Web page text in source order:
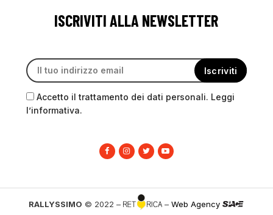
ISCRIVITI ALLA NEWSLETTER
Accetto il trattamento dei dati personali. Leggi
l’informativa.
RALLYSSIMO © 2022 – –Web Agency